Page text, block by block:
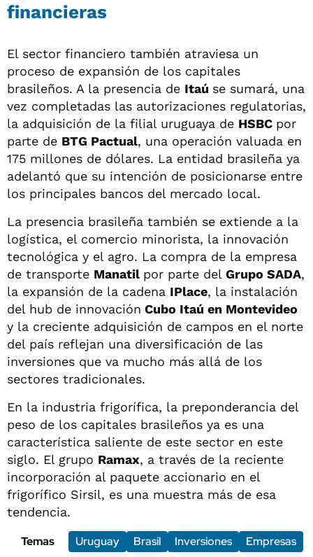
financieras
El sector financiero también atraviesa un
proceso de expansión de los capitales
brasileños. A la presencia de Itaú se sumará, una
vez completadas las autorizaciones regulatorias,
la adquisición de la filial uruguaya de HSBC por
parte de BTG Pactual, una operación valuada en
175 millones de dólares. La entidad brasileña ya
adelantó que su intención de posicionarse entre
los principales bancos del mercado local.
La presencia brasileña también se extiende a la
logística, el comercio minorista, la innovación
tecnológica y el agro. La compra de la empresa
de transporte Manatil por parte del Grupo SADA,
la expansión de la cadena IPlace, la instalación
del hub de innovación Cubo Itaú en Montevideo
y la creciente adquisición de campos en el norte
del país reflejan una diversificación de las
inversiones que va mucho más allá de los
sectores tradicionales.
En la industria frigorífica, la preponderancia del
peso de los capitales brasileños ya es una
característica saliente de este sector en este
siglo. El grupo Ramax, a través de la reciente
incorporación al paquete accionario en el
frigorífico Sirsil, es una muestra más de esa
tendencia.
Temas
Uruguay Brasil Inversiones Empresas